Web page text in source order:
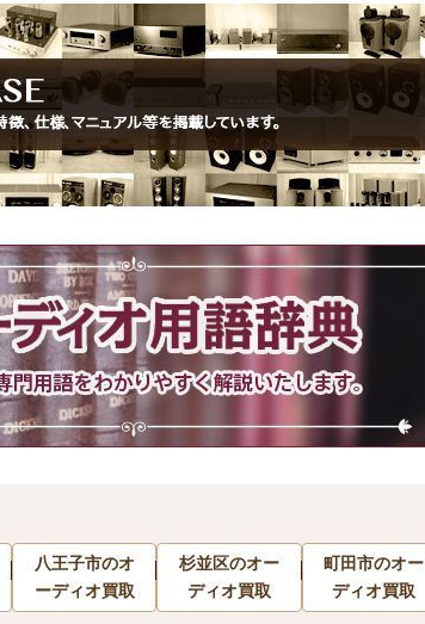
八王子市のオ
ーディオ買取
杉並区のオー
ディオ買取
町田市のオー
ディオ買取